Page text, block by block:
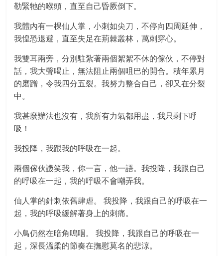
勒緊牠的喉頭，直至自己昏厥倒下。
我體內有一棵仙人掌，小刺如尖刀，不停向四周延伸，
我惶恐退避，直至失足在荊棘叢林，萬刺穿心。
我雙耳兩旁，分別駐紮著兩個絮絮不休的傢伙，不停對
話，我大聲喝止，無法阻止兩個咀巴的開合。積年累月
的磨蹭，令我四分五裂。我努力整合自己，卻又在分裂
中。
我甚麼辦法也沒有，我所有力氣都用盡，我只剩下呼
吸！
我投降，我跟我的呼吸在一起。
兩個傢伙譏笑我，你一言，他一語。我投降，我跟自己
的呼吸在一起，我的呼吸不會嘲弄我。
仙人掌的針刺依舊肆虐。 我投降，我跟自己的呼吸在一
起，我的呼吸緩解著身上的刺痛。
小鳥仍然在暗角嗚咽。 我投降，我跟自己的呼吸在一
起，深長溫柔的節奏在撫慰莫名的悲涼。